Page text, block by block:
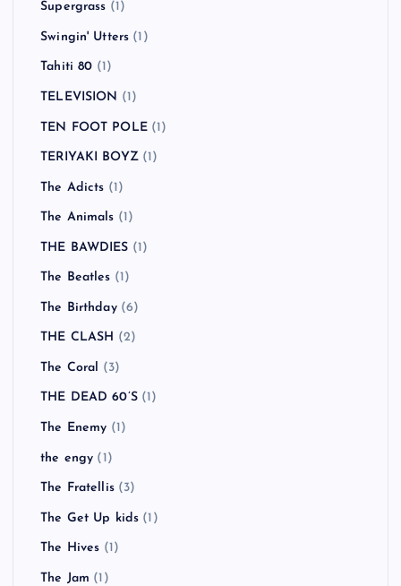
Supergrass (1)
Swingin' Utters (1)
Tahiti 80 (1)
TELEVISION (1)
TEN FOOT POLE(1)
TERIYAKI BOYZ(1)
The Adicts (1)
The Animals (1)
THE BAWDIES (1)
The Beatles (1)
The Birthday(6)
THE CLASH (2)
The Coral (3)
THE DEAD 60’S(1)
The Enemy (1)
the engy (1)
The Fratellis(3)
The Get Up kids (1)
The Hives (1)
The Jam (1)